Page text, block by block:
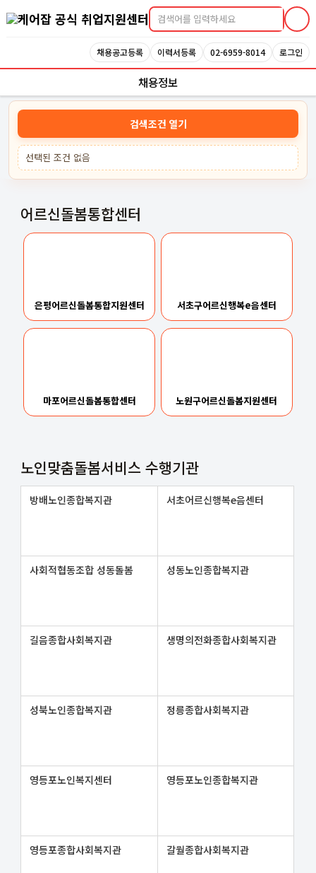
케어잡 공식 취업지원센터
채용공고등록 이력서등록 02-6959-8014 로그인
채용정보
검색조건 열기
선택된 조건 없음
어르신돌봄통합센터
은평어르신돌봄통합지원센터 서초구어르신행복e음센터
마포어르신돌봄통합센터 노원구어르신돌봄지원센터
노인맞춤돌봄서비스 수행기관
방배노인종합복지관 서초어르신행복e음센터
사회적협동조합 성동돌봄 성동노인종합복지관
길음종합사회복지관 생명의전화종합사회복지관
성북노인종합복지관 정릉종합사회복지관
영등포노인복지센터 영등포노인종합복지관
영등포종합사회복지관 갈월종합사회복지관